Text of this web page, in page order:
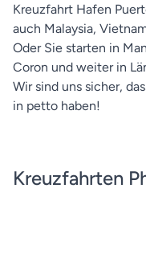
Kreuzfahrt Hafen
auch Malaysia,
Oder Sie starten in
Coron und weiter in
Wir sind uns sicher,
in petto haben!
Kreuzfahrten